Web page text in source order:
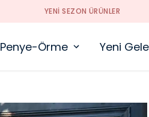
YENI SEZON ÜRÜNLER
Penye-Örme Yeni